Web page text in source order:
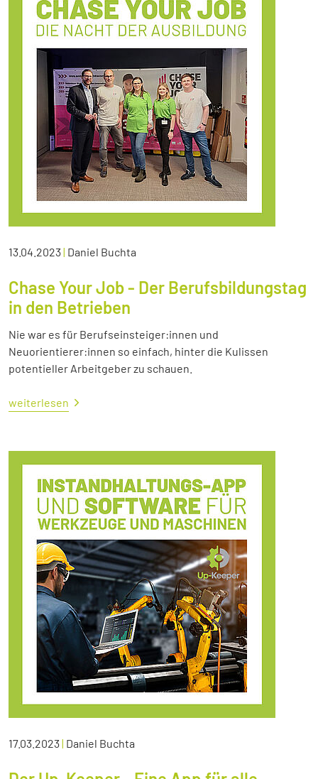
13.04.2023| Daniel Buchta
Chase Your Job - Der Berufsbildungstag
in den Betrieben
Nie war es für Berufseinsteiger:innen und
Neuorientierer:innen so einfach, hinter die Kulissen
potentieller Arbeitgeber zu schauen.
weiterlesen
17.03.2023| Daniel Buchta